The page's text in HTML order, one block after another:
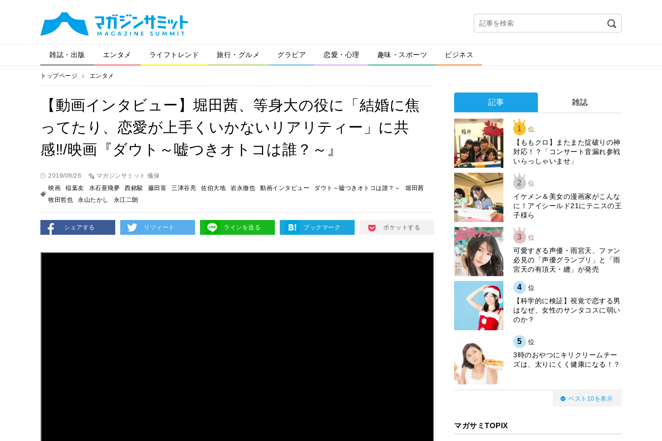
雑誌・出版 エンタメ ライフトレンド 旅行・グルメ グラビア 恋愛・心理 趣味・スポーツ ビジネス
トップページ エンタメ
【動画インタビュー】堀田茜、等身大の役に「結婚に焦
ってたり、恋愛が上手くいかないリアリティー」に共
感‼/映画『ダウト～嘘つきオトコは誰？～』
2019/09/26
マガジンサミット 儀保
映画
稲葉友 水石亜飛夢 西銘駿 藤田富 三津谷亮 佐伯大地 岩永徹也 動画インタビュー ダウト～嘘つきオトコは誰？～
堀田茜
牧田哲也
永山たかし 永江二朗
シェアする リツィート ラインを送る ブックマーク ポケットする
記事 雑誌
1 位
【ももクロ】またまた掟破りの神
対応！？「コンサート音漏れ参戦
いらっしゃいませ」
2 位
イケメン＆美女の漫画家がこんな
に！アイシールド21にテニスの王
子様ら
3 位
可愛すぎる声優・雨宮天、ファン
必見の「声優グランプリ」と「雨
宮天の有頂天・纏」が発売
4 位
【科学的に検証】視覚で恋する男
はなぜ、女性のサンタコスに弱い
のか？
5 位
3時のおやつにキリクリームチー
ズは、太りにくく健康になる！？
ベスト10を表示
マガサミTOPIX